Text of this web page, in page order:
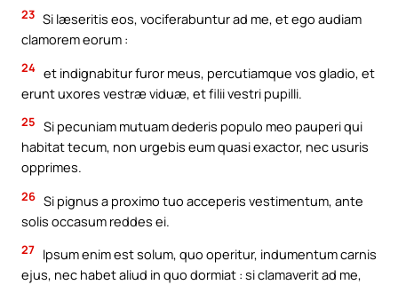
23 Si læseritis eos, vociferabuntur ad me, et ego audiam
clamorem eorum :
24 et indignabitur furor meus, percutiamque vos gladio, et
erunt uxores vestræ viduæ, et filii vestri pupilli.
25 Si pecuniam mutuam dederis populo meo pauperi qui
habitat tecum, non urgebis eum quasi exactor, nec usuris
opprimes.
26 Si pignus a proximo tuo acceperis vestimentum, ante
solis occasum reddes ei.
27 Ipsum enim est solum, quo operitur, indumentum carnis
ejus, nec habet aliud in quo dormiat : si clamaverit ad me,